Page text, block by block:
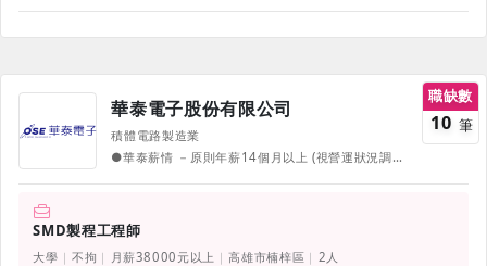
華泰電子股份有限公司
積體電路製造業
●華泰薪情 －原則年薪14個月以上 (視營運狀況調整，固定或變動薪資因個人資歷或績效而異) －端午/中秋/年度獎金 －多元福利自選票券含三節、生日、員工旅遊等 －加班用餐補助 －員工推薦獎金 －留任獎金 －健全保險制度 *各獎金發放資格條件等依公司規定辦理 ●華泰職涯 －健全晉升制度 －新人專屬輔導員支持，HR專人窗口服務 －專業訓練藍圖：職能雙軌制，專業與管理發展最適化 －「CIP持續改善發表會」：跨團隊改善與創新，獎金聚餐通通有 －選拔「模範員工」：不分個人與團隊，給予獎金激勵 －「Coffee Session 」：午茶之約，與高階主管零距離溝通 －多元職務輪調機會 ●華泰生活 －專屬室內停車場 －專屬便利超商與購物優惠 －定期免費健康檢查 －全額補助完善團體保險 －員工子女獎學金 －特有陪婚假 －多元福利自選票券 －多樣化興趣社團
職缺數
10 筆
SMD製程工程師
大學 不拘 月薪38000元以上 高雄市楠梓區 2人